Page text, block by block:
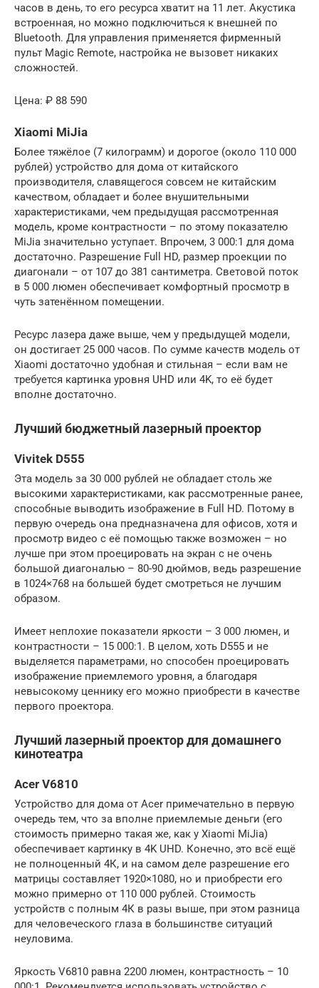
часов в день, то его ресурса хватит на 11 лет. Акустика
встроенная, но можно подключиться к внешней по
Bluetooth. Для управления применяется фирменный
пульт Magic Remote, настройка не вызовет никаких
сложностей.
Цена: ₽ 88 590
Xiaomi MiJia
Более тяжёлое (7 килограмм) и дорогое (около 110 000
рублей) устройство для дома от китайского
производителя, славящегося совсем не китайским
качеством, обладает и более внушительными
характеристиками, чем предыдущая рассмотренная
модель, кроме контрастности – по этому показателю
MiJia значительно уступает. Впрочем, 3 000:1 для дома
достаточно. Разрешение Full HD, размер проекции по
диагонали – от 107 до 381 сантиметра. Световой поток
в 5 000 люмен обеспечивает комфортный просмотр в
чуть затенённом помещении.
Ресурс лазера даже выше, чем у предыдущей модели,
он достигает 25 000 часов. По сумме качеств модель от
Xiaomi достаточно удобная и стильная – если вам не
требуется картинка уровня UHD или 4K, то её будет
вполне достаточно.
Лучший бюджетный лазерный проектор
Vivitek D555
Эта модель за 30 000 рублей не обладает столь же
высокими характеристиками, как рассмотренные ранее,
способные выводить изображение в Full HD. Потому в
первую очередь она предназначена для офисов, хотя и
просмотр видео с её помощью также возможен – но
лучше при этом проецировать на экран с не очень
большой диагональю – 80-90 дюймов, ведь разрешение
в 1024×768 на большей будет смотреться не лучшим
образом.
Имеет неплохие показатели яркости – 3 000 люмен, и
контрастности – 15 000:1. В целом, хоть D555 и не
выделяется параметрами, но способен проецировать
изображение приемлемого уровня, а благодаря
невысокому ценнику его можно приобрести в качестве
первого проектора.
Лучший лазерный проектор для домашнего
кинотеатра
Acer V6810
Устройство для дома от Acer примечательно в первую
очередь тем, что за вполне приемлемые деньги (его
стоимость примерно такая же, как у Xiaomi MiJia)
обеспечивает картинку в 4K UHD. Конечно, это всё ещё
не полноценный 4К, и на самом деле разрешение его
матрицы составляет 1920×1080, но и приобрести его
можно примерно от 110 000 рублей. Стоимость
устройств с полным 4К в разы выше, при этом разница
для человеческого глаза в большинстве ситуаций
неуловима.
Яркость V6810 равна 2200 люмен, контрастность – 10